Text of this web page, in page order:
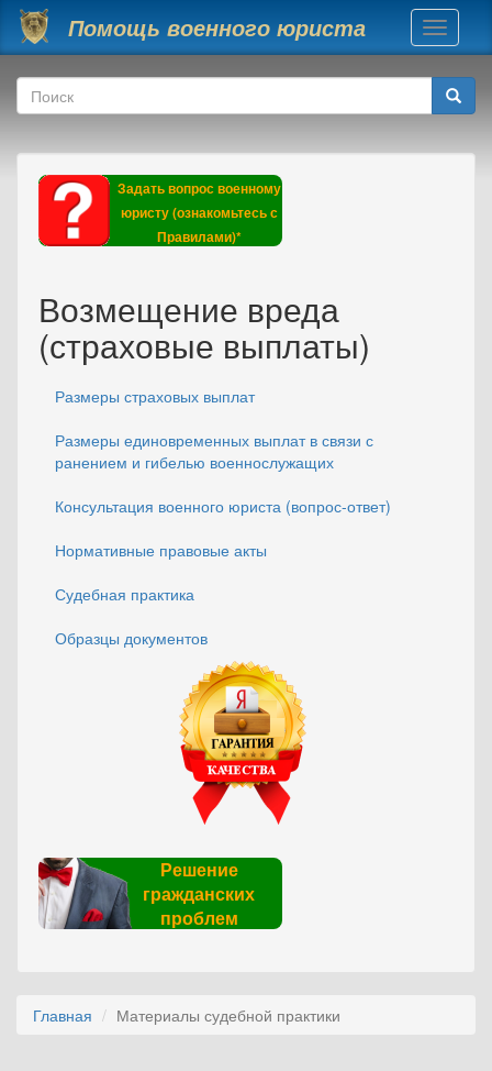
Перейти к основному содержанию
Помощь военного юриста
Toggle
Форма поиска
Поиск
Задать вопрос военному
юристу (ознакомьтесь с
Правилами)*
Возмещение вреда
(страховые выплаты)
Размеры страховых выплат
Размеры единовременных выплат в связи с
ранением и гибелью военнослужащих
Консультация военного юриста (вопрос-ответ)
Нормативные правовые акты
Судебная практика
Образцы документов
Решение
гражданских
проблем
Главная Материалы судебной практики